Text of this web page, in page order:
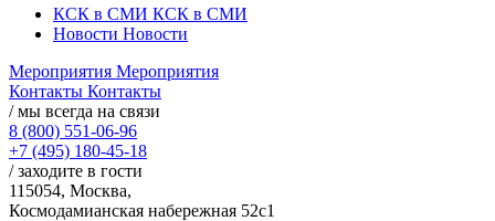
КСК в СМИ КСК в СМИ
Новости Новости
Мероприятия Мероприятия
Контакты Контакты
/ мы всегда на связи
8 (800) 551-06-96
+7 (495) 180-45-18
/ заходите в гости
115054, Москва,
Космодамианская набережная 52с1